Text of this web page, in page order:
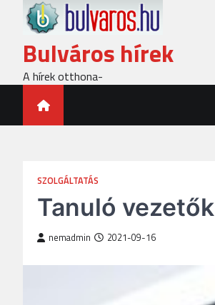
contentBulváros hírek
A hírek otthona-
SZOLGÁLTATÁS
Tanuló
nemadmin 2021-09-16